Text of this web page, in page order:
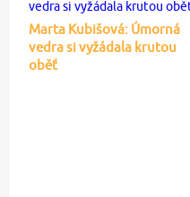
Marta Kubišová: Úmorná
vedra si vyžádala krutou
oběť